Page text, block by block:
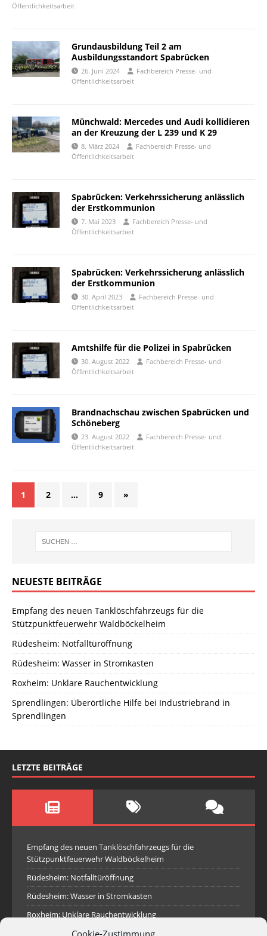
Cookie-Zustimmung
Öffentlichkeitsarbeit
Grundausbildung Teil 2 am
Ausbildungsstandort Spabrücken
26. Juni 2024
Fachbereich Presse- und
Öffentlichkeitsarbeit
Münchwald: Mercedes und Audi kollidieren
an der Kreuzung der L 239 und K 29
8. März 2024
Fachbereich Presse- und
Öffentlichkeitsarbeit
Spabrücken: Verkehrssicherung anlässlich
der Erstkommunion
7. Mai 2023
Fachbereich Presse- und
Öffentlichkeitsarbeit
Spabrücken: Verkehrssicherung anlässlich
der Erstkommunion
30. April 2023
Fachbereich Presse- und
Öffentlichkeitsarbeit
Amtshilfe für die Polizei in Spabrücken
30. August 2022
Fachbereich Presse- und
Öffentlichkeitsarbeit
Brandnachschau zwischen Spabrücken und
Schöneberg
23. August 2022
Fachbereich Presse- und
Öffentlichkeitsarbeit
1 2 … 9 »
NEUESTE BEITRÄGE
Empfang des neuen Tanklöschfahrzeugs für die
Stützpunktfeuerwehr Waldböckelheim
Rüdesheim: Notfalltüröffnung
Rüdesheim: Wasser in Stromkasten
Roxheim: Unklare Rauchentwicklung
Sprendlingen: Überörtliche Hilfe bei Industriebrand in
Sprendlingen
LETZTE BEITRÄGE
Empfang des neuen Tanklöschfahrzeugs für die
Stützpunktfeuerwehr Waldböckelheim
Rüdesheim: Notfalltüröffnung
Rüdesheim: Wasser in Stromkasten
Roxheim: Unklare Rauchentwicklung
Sprendlingen: Überörtliche Hilfe bei Industriebrand in